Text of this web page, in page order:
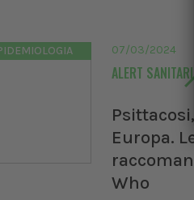
07/03/2024
ALERT SANITARI
Europa.
Who